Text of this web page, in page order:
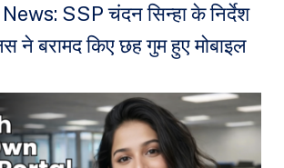
SSP चंदन सिन्हा के निर्देश
ने बरामद किए छह गुम हुए मोबाइल